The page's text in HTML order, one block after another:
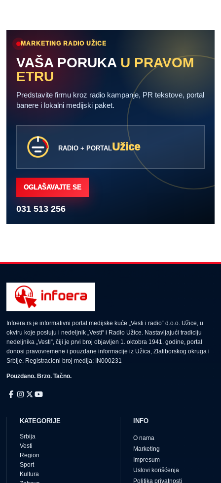
MARKETING RADIO UŽICE
VAŠA PORUKA U PRAVOM
ETRU
Predstavite firmu kroz radio kampanje, PR tekstove, portal
banere i lokalni medijski paket.
RADIO + PORTALUžice
OGLAŠAVAJTE SE
031 513 256
Infoera.rs je informativni portal medijske kuće „Vesti i radio“ d.o.o. Užice, u
okviru koje posluju i nedeljnik „Vesti“ i Radio Užice. Nastavljajući tradiciju
nedeljnika „Vesti“, čiji je prvi broj objavljen 1. oktobra 1941. godine, portal
donosi pravovremene i pouzdane informacije iz Užica, Zlatiborskog okruga i
Srbije. Registracioni broj medija: IN000231
Pouzdano. Brzo. Tačno.
KATEGORIJE
Srbija
Vesti
Region
Sport
Kultura
INFO
O nama
Marketing
Impresum
Uslovi korišćenja
Politika privatnosti